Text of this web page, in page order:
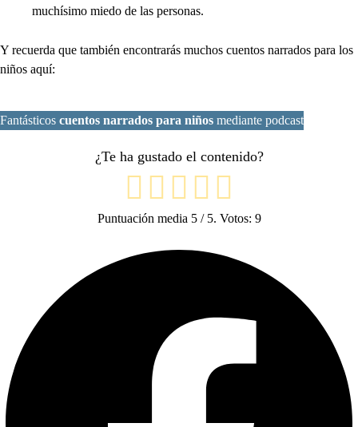
muchísimo miedo de las personas.
Y recuerda que también encontrarás muchos cuentos narrados para los
niños aquí:
Fantásticos cuentos narrados para niños mediante podcast
¿Te ha gustado el contenido?
Puntuación media 5/ 5. Votos: 9